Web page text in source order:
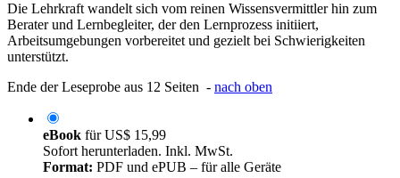
Die Lehrkraft wandelt sich vom reinen Wissensvermittler hin zum
Berater und Lernbegleiter, der den Lernprozess initiiert,
Arbeitsumgebungen vorbereitet und gezielt bei Schwierigkeiten
unterstützt.
Ende der Leseprobe aus 12 Seiten - nach oben
eBook fürUS$ 15,99
Sofort herunterladen. Inkl. MwSt.
Format: PDF und ePUB – für alle Geräte